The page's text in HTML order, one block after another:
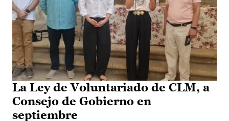
La Ley de Voluntariado de CLM, a
Consejo de Gobierno en
septiembre